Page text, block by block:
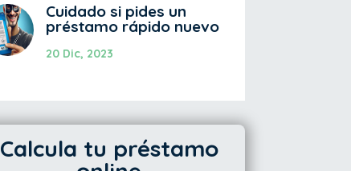
Cuidado si pides un
préstamo rápido nuevo
20 Dic, 2023
Calcula tu préstamo